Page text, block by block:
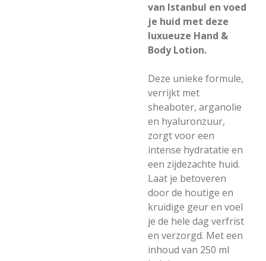
van Istanbul en voed
je huid met deze
luxueuze Hand &
Body Lotion.
Deze unieke formule,
verrijkt met
sheaboter, arganolie
en hyaluronzuur,
zorgt voor een
intense hydratatie en
een zijdezachte huid.
Laat je betoveren
door de houtige en
kruidige geur en voel
je de hele dag verfrist
en verzorgd. Met een
inhoud van 250 ml